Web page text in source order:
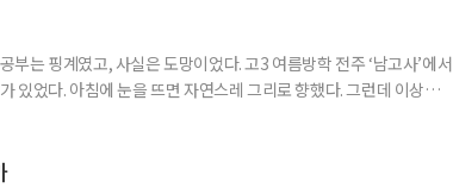
부는 핑계였고, 사실은 도망이었다. 고3 여름방학 전주 ‘남고사’에서
있었다. 아침에 눈을 뜨면 자연스레 그리로 향했다. 그런데 이상하
대로 들여다볼 수 있었다. 산에서 보낸 한 달